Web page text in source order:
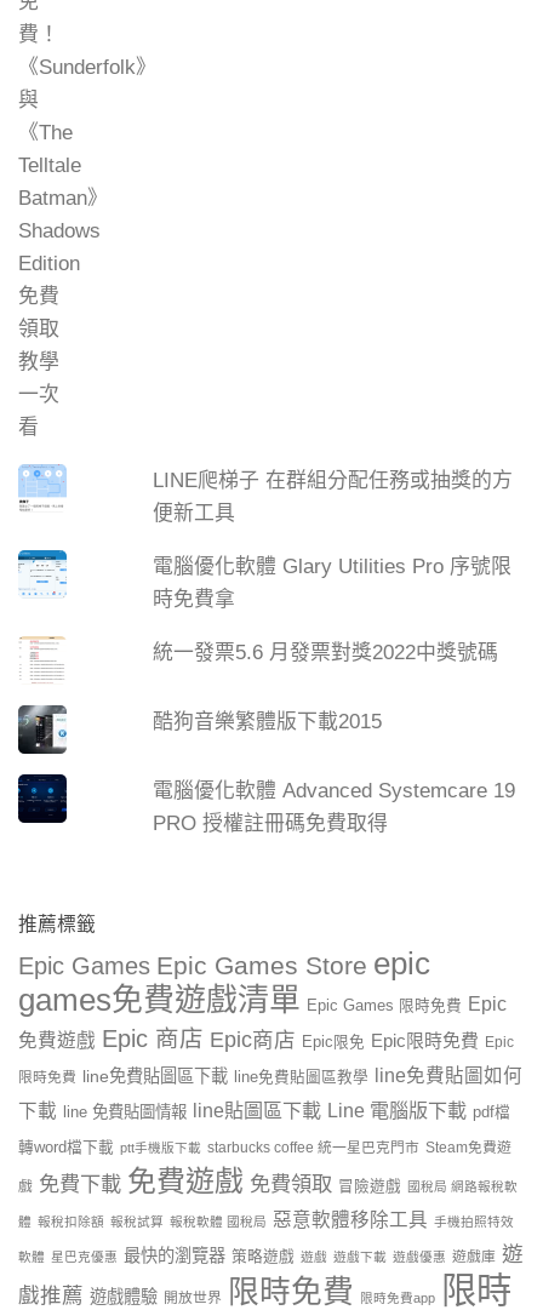
LINE爬梯子 在群組分配任務或抽獎的方
便新工具
電腦優化軟體 Glary Utilities Pro 序號限
時免費拿
統一發票5.6 月發票對獎2022中獎號碼
酷狗音樂繁體版下載2015
電腦優化軟體 Advanced Systemcare 19
PRO 授權註冊碼免費取得
推薦標籤
Epic Games Epic Games Store epic
games免費遊戲清單 Epic Games 限時免費 Epic
免費遊戲 Epic 商店 Epic商店 Epic限免 Epic限時免費 Epic
限時免費 line免費貼圖區下載 line免費貼圖區教學
line免費貼圖如何
下載
line 免費貼圖情報 line貼圖區下載 Line 電腦版下載 pdf檔
轉word檔下載 ptt手機版下載 starbucks coffee 統一星巴克門市 Steam免費遊
戲 免費下載 免費遊戲 免費領取 冒險遊戲 國稅局 網路報稅軟
體 報稅扣除額 報稅試算 報稅軟體 國稅局 惡意軟體移除工具 手機拍照特效
軟體 星巴克優惠 最快的瀏覽器 策略遊戲 遊戲 遊戲下載 遊戲優惠 遊戲庫 遊
戲推薦 遊戲體驗 開放世界 限時免費 限時免費app
限時